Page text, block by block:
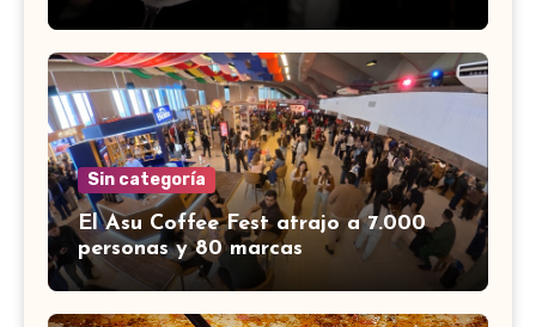
Sin categoría
El Asu Coffee Fest atrajo a 7.000
personas y 80 marcas